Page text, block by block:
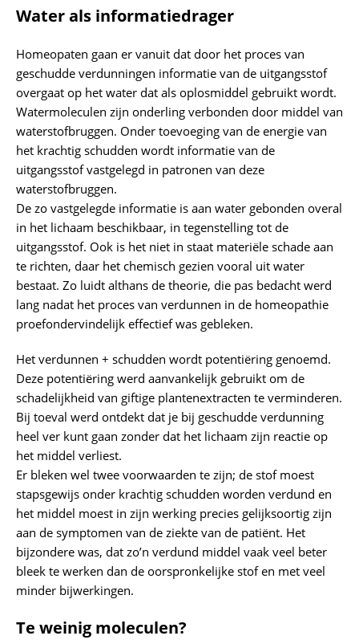
Water als informatiedrager
Homeopaten gaan er vanuit dat door het proces van
geschudde verdunningen informatie van de uitgangsstof
overgaat op het water dat als oplosmiddel gebruikt wordt.
Watermoleculen zijn onderling verbonden door middel van
waterstofbruggen. Onder toevoeging van de energie van
het krachtig schudden wordt informatie van de
uitgangsstof vastgelegd in patronen van deze
waterstofbruggen.
De zo vastgelegde informatie is aan water gebonden overal
in het lichaam beschikbaar, in tegenstelling tot de
uitgangsstof. Ook is het niet in staat materiële schade aan
te richten, daar het chemisch gezien vooral uit water
bestaat. Zo luidt althans de theorie, die pas bedacht werd
lang nadat het proces van verdunnen in de homeopathie
proefondervindelijk effectief was gebleken.
Het verdunnen + schudden wordt potentiëring genoemd.
Deze potentiëring werd aanvankelijk gebruikt om de
schadelijkheid van giftige plantenextracten te verminderen.
Bij toeval werd ontdekt dat je bij geschudde verdunning
heel ver kunt gaan zonder dat het lichaam zijn reactie op
het middel verliest.
Er bleken wel twee voorwaarden te zijn; de stof moest
stapsgewijs onder krachtig schudden worden verdund en
het middel moest in zijn werking precies gelijksoortig zijn
aan de symptomen van de ziekte van de patiënt. Het
bijzondere was, dat zo’n verdund middel vaak veel beter
bleek te werken dan de oorspronkelijke stof en met veel
minder bijwerkingen.
Te weinig moleculen?